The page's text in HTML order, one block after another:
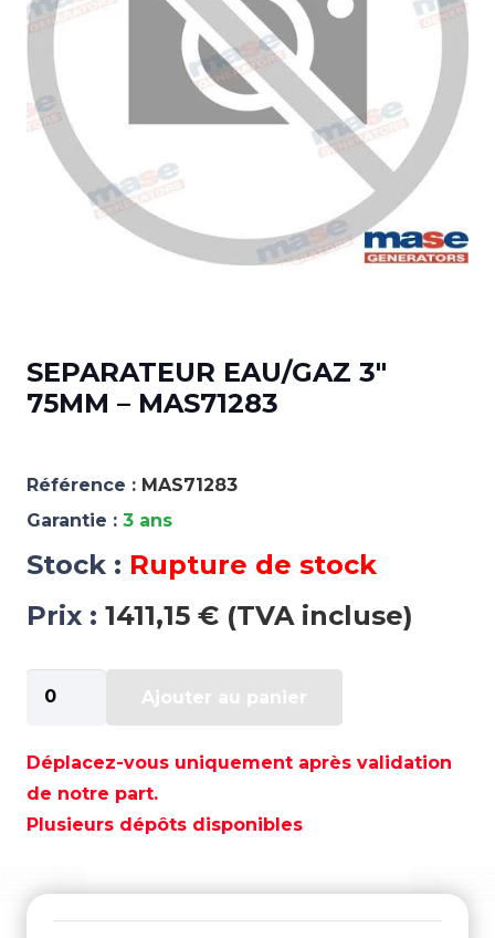
SEPARATEUR EAU/GAZ 3″
75MM – MAS71283
Référence : MAS71283
Garantie : 3 ans
Stock : Rupture de stock
Prix : 1411,15 € (TVA incluse)
de
EAU/GAZ
3"
75MM
Ajouter au panier
Déplacez-vous uniquement après validation
de notre part.
Plusieurs dépôts disponibles